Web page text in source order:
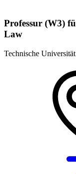
Professur (W3)
Law
Technische